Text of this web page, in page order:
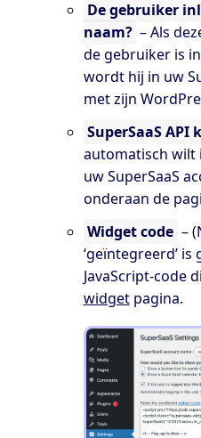
De gebruiker
naam? – Als
de gebruiker is
wordt hij in uw
met zijn
SuperSaaS API
automatisch wilt
uw SuperSaaS
onderaan de
Widget code –
‘geïntegreerd’
JavaScript-code
widgetpagina.